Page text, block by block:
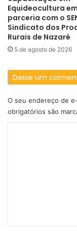
Equideocultura em
parceria com o
Sindicato dos
Rurais de Nazaré
5 de agosto de 2026
Deixe um
O seu endereço de
obrigatórios são